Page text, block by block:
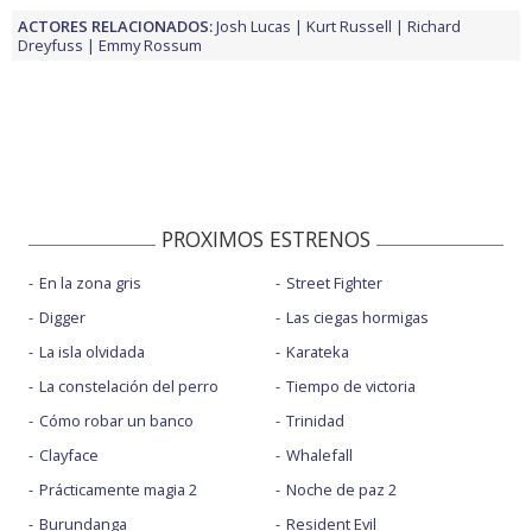
ACTORES RELACIONADOS:Josh Lucas Kurt Russell
Richard
Dreyfuss
Emmy Rossum
PROXIMOS ESTRENOS
En la zona gris
Digger
La isla olvidada
La constelación del perro
Cómo robar un banco
Clayface
Prácticamente magia 2
Burundanga
Street Fighter
Las ciegas hormigas
Karateka
Tiempo de victoria
Trinidad
Whalefall
Noche de paz 2
Resident Evil